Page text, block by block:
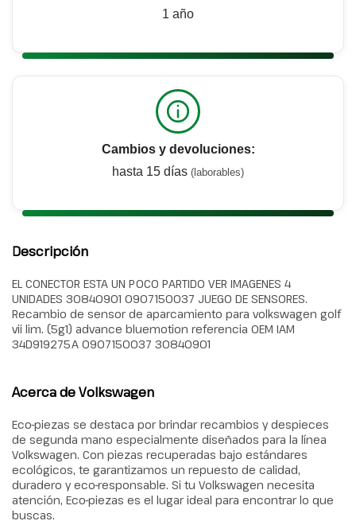
1 año
Cambios y devoluciones:
hasta 15 días (laborables)
Descripción
EL CONECTOR ESTA UN POCO PARTIDO VER IMAGENES 4
UNIDADES 30840901 0907150037 JUEGO DE SENSORES.
Recambio de sensor de aparcamiento para volkswagen golf
vii lim. (5g1) advance bluemotion referencia OEM IAM
34D919275A 0907150037 30840901
Acerca de Volkswagen
Eco-piezas se destaca por brindar recambios y despieces
de segunda mano especialmente diseñados para la línea
Volkswagen. Con piezas recuperadas bajo estándares
ecológicos, te garantizamos un repuesto de calidad,
duradero y eco-responsable. Si tu Volkswagen necesita
atención, Eco-piezas es el lugar ideal para encontrar lo que
buscas.